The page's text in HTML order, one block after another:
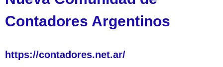
Contadores Argentinos
https://contadores.net.ar/